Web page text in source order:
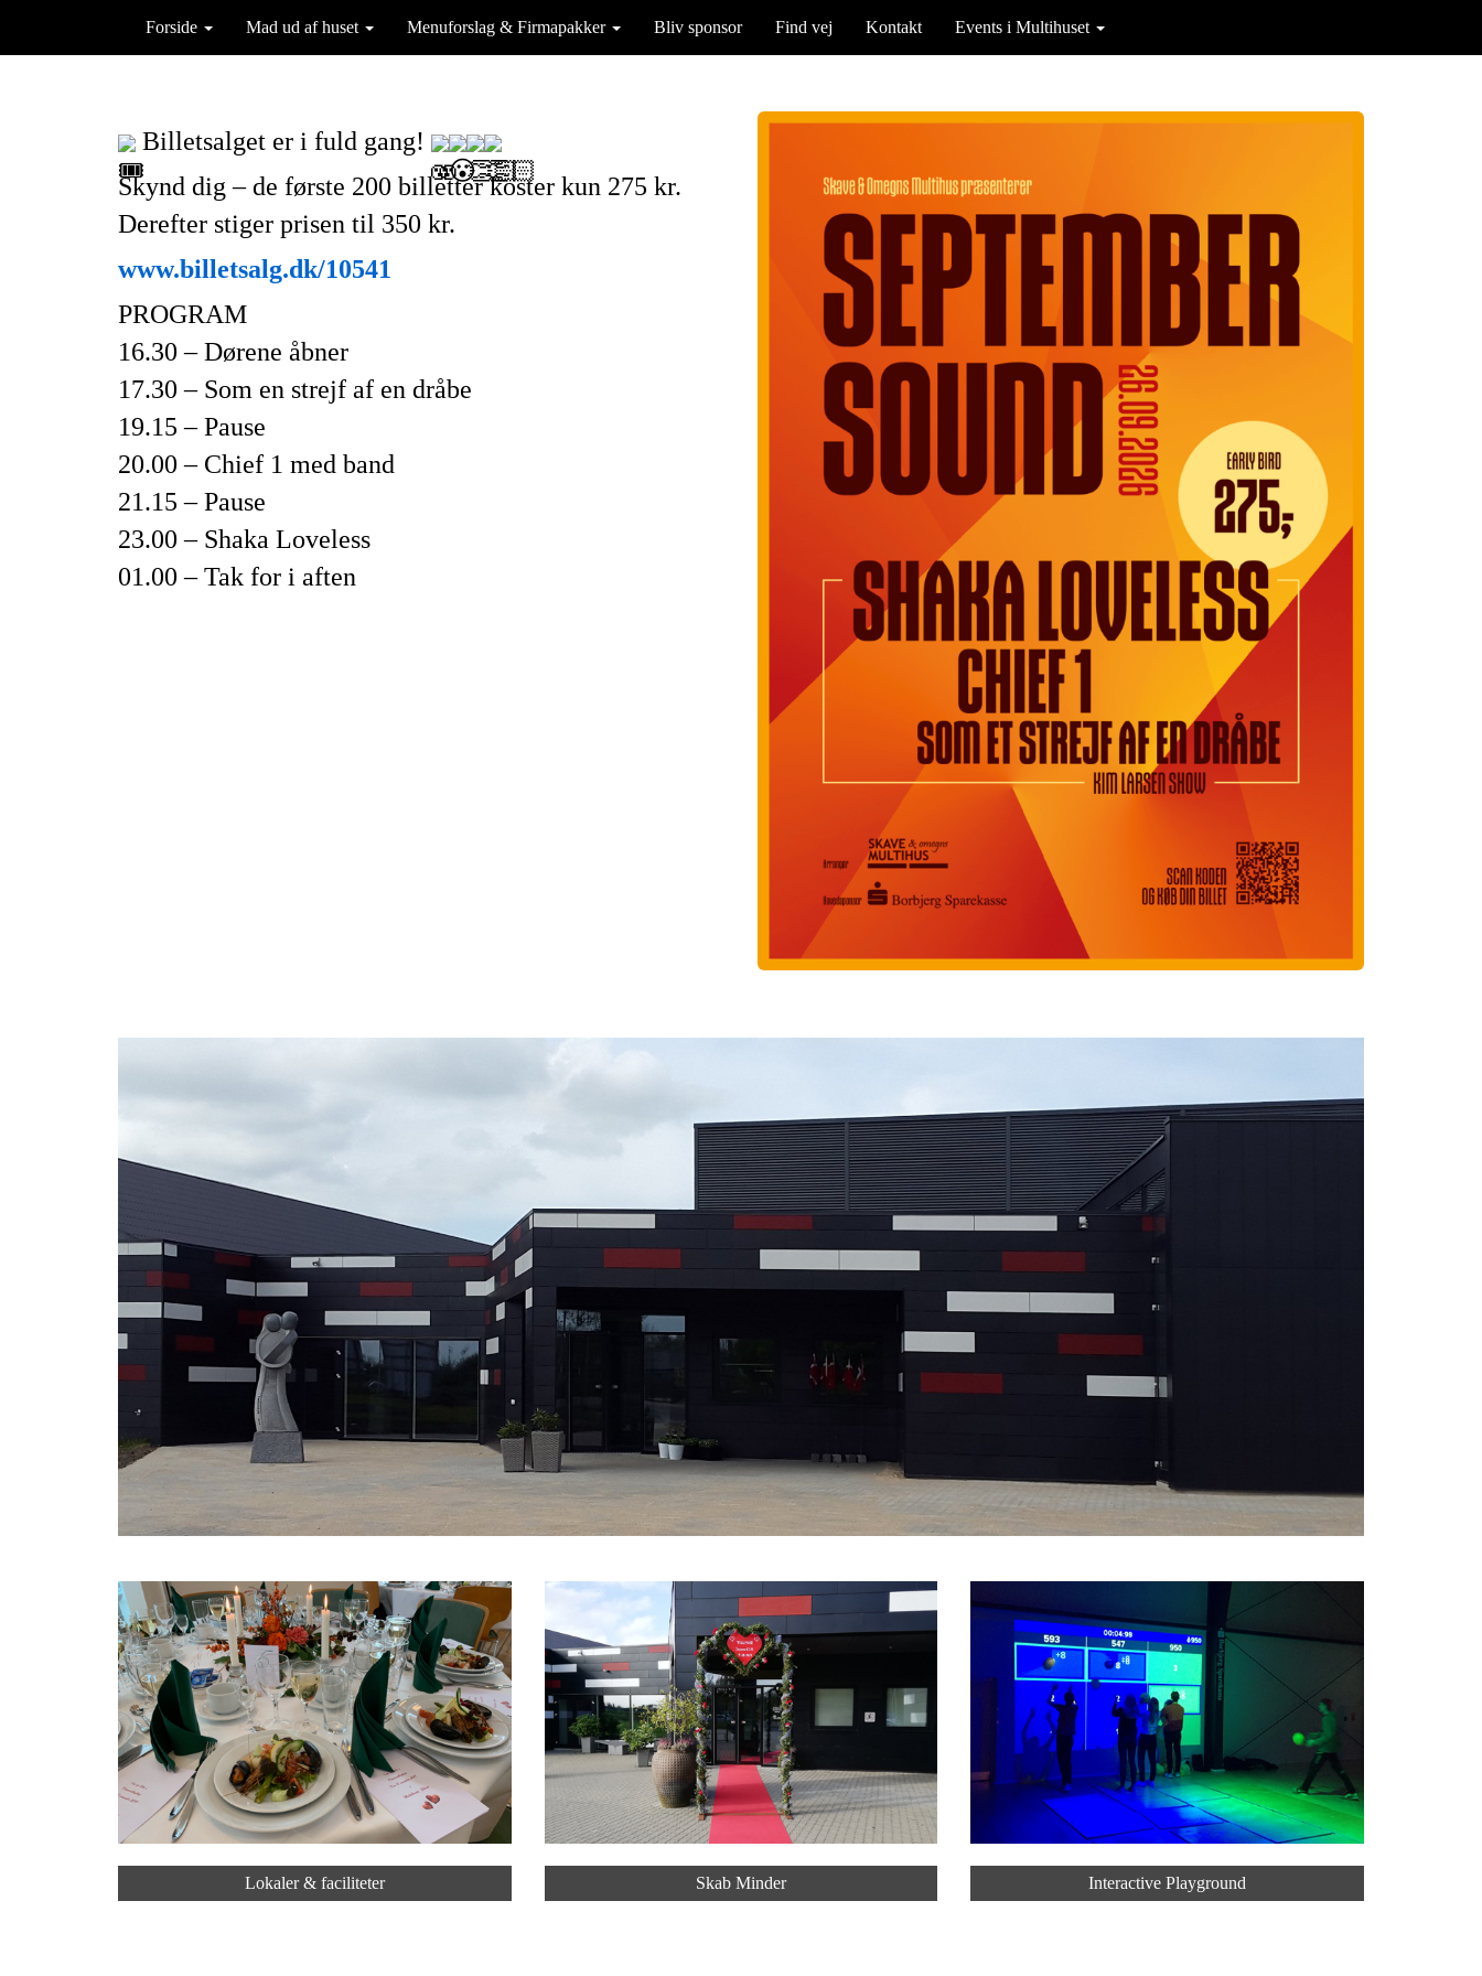
Forside Mad ud af huset Menuforslag & Firmapakker Bliv sponsor Find vej Kontakt Events i Multihuset
Billetsalget er i fuld gang!
Skynd dig – de første 200 billetter koster kun 275 kr.
Derefter stiger prisen til 350 kr.
www.billetsalg.dk/10541
PROGRAM
16.30 – Dørene åbner
17.30 – Som en strejf af en dråbe
19.15 – Pause
20.00 – Chief 1 med band
21.15 – Pause
23.00 – Shaka Loveless
01.00 – Tak for i aften
Lokaler & faciliteter Skab Minder Interactive Playground